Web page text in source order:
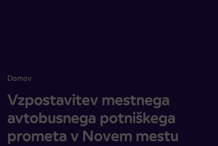
Domov
Vzpostavitev mestnega avtobusnega potniškega prometa v
Vzpostavitev mestnega
avtobusnega potniškega
prometa v Novem mestu